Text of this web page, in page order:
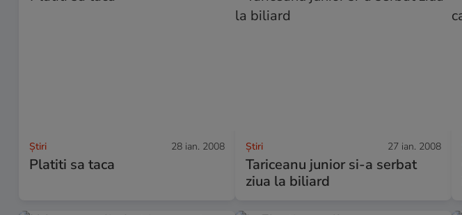
Ştiri 28 ian. 2008
Platiti sa taca
Ştiri 27 ian. 2008
Tariceanu junior si-a serbat
ziua la biliard